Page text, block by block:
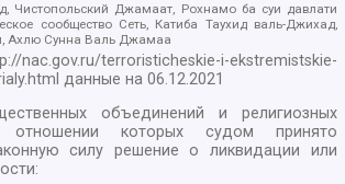
Чистопольский Джамаат, Рохнамо ба суи давлати
сообщество Сеть, Катиба Таухид валь-Джихад,
Ахлю Сунна Валь Джамаа
nac.gov.ru/terroristicheskie-i-ekstremistskie-
данные на06.12.2021
объединений и религиозных
отношении которых судом принято
силу решение о ликвидации или